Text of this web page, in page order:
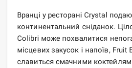
Вранці у ресторані Crystal
континентальний сніданок.
Colibri може похвалитися
місцевих закусок і напоїв, Fruit
славиться смачними